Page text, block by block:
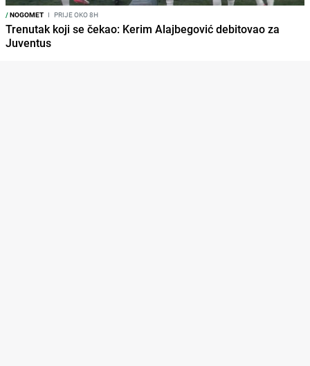
/NOGOMET I PRIJE OKO 8H
Trenutak koji se čekao: Kerim Alajbegović debitovao za
Juventus